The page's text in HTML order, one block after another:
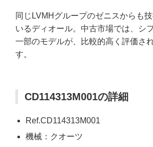
同じLVMHグループのゼニスからも
いるディオール。中古市場では、シ
一部のモデルが、比較的高く評価さ
す。
CD114313M001の詳細
Ref.CD114313M001
機械：クオーツ